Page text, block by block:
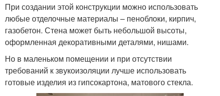
При создании этой конструкции можно использовать
любые отделочные материалы – пеноблоки, кирпич,
газобетон. Стена может быть небольшой высоты,
оформленная декоративными деталями, нишами.
Но в маленьком помещении и при отсутствии
требований к звукоизоляции лучше использовать
готовые изделия из гипсокартона, матового стекла.